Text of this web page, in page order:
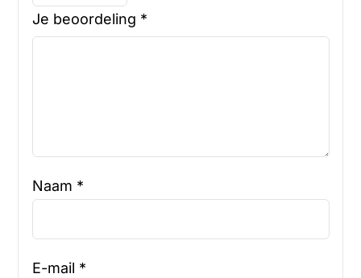
Je beoordeling *
Naam *
E-mail *